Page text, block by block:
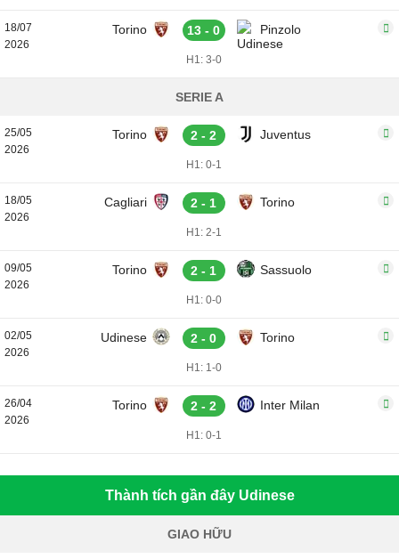
18/07
2026
Torino 13 - 0 Pinzolo
H1: 3-0
SERIE A
25/05
2026
Torino 2 - 2 Juventus
H1: 0-1
18/05
2026
Cagliari 2 - 1 Torino
H1: 2-1
09/05
2026
Torino 2 - 1 Sassuolo
H1: 0-0
02/05
2026
Udinese 2 - 0 Torino
H1: 1-0
26/04
2026
Torino 2 - 2 Inter Milan
H1: 0-1
Thành tích gần đây Udinese
GIAO HỮU